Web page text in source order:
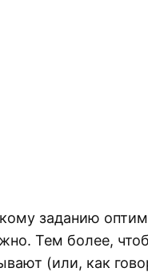
заданию
Тем более,
(или, как